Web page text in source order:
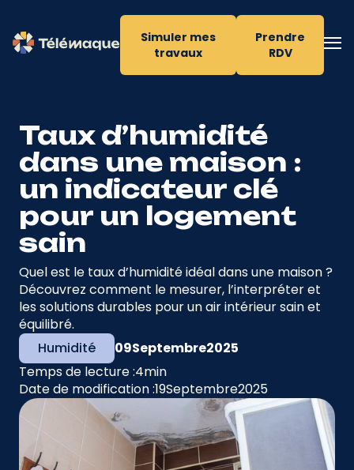
Simuler mes
travaux
Prendre
RDV
Taux d’humidité
dans une maison :
un indicateur clé
pour un logement
sain
Quel est le taux d’humidité idéal dans une maison ?
Découvrez comment le mesurer, l’interpréter et
les solutions durables pour un air intérieur sain et
équilibré.
Humidité
09Septembre2025
Temps de lecture :4min
Date de modification :19Septembre2025